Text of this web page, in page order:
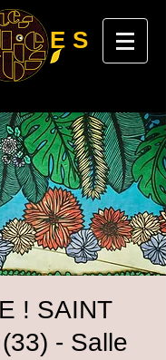
! SAINT
- Salle